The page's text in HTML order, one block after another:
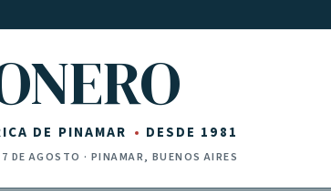
DE PINAMAR DESDE 1981
DE AGOSTO · PINAMAR, BUENOS AIRES